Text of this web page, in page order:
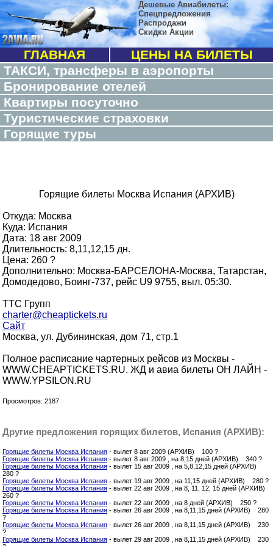
Дешевые Авиабилеты:
Спецпредложения
Распродажи
Скидки Акции
ГЛАВНАЯ
ЦЕНЫ НА БИЛЕТЫ
ТАКСИ, трансферы в аэропорты
Бронирование отелей
Квартиры посуточно
Туристические страховки
Горящие туры
Горящие билеты Москва Испания (АРХИВ)
Откуда: Москва
Куда: Испания
Дата: 18 авг 2009
Длительность: 8,11,12,15 дн.
Цена: 260 ?
Дополнительно: Москва-БАРСЕЛОНА-Москва, Татарстан,
Домодедово, Боинг-737, рейс U9 9755, выл. 05:30.
ТТС Групп
charter@cheaptickets.ru
Сайт
Москва, ул. Дубининская, дом 71, стр.1
Полное расписание чартерных рейсов из Москвы -
WWW.CHEAPTICKETS.RU. ЖД и авиа билеты ОН ЛАЙН -
WWW.YPSILON.RU
Просмотров: 2187
Другие предложения горящих билетов, Испания (АРХИВ):
Горящие билеты Москва Испания - вылет 8 авг 2009 (АРХИВ) 100 ?
Горящие билеты Москва Испания - вылет 8 авг 2009 , на 8,15 дней (АРХИВ) 340 ?
Горящие билеты Москва Испания - вылет 15 авг 2009 , на 5,8,12,15 дней (АРХИВ)
280 ?
Горящие билеты Москва Испания - вылет 19 авг 2009 , на 11,15 дней (АРХИВ) 280 ?
Горящие билеты Москва Испания - вылет 22 авг 2009 , на 8, 11, 12, 15 дней (АРХИВ)
260 ?
Горящие билеты Москва Испания - вылет 22 авг 2009 , на 8 дней (АРХИВ) 250 ?
Горящие билеты Москва Испания - вылет 26 авг 2009 , на 8,11,15 дней (АРХИВ) 280
?
Горящие билеты Москва Испания - вылет 26 авг 2009 , на 8,11,15 дней (АРХИВ) 230
?
Горящие билеты Москва Испания - вылет 29 авг 2009 , на 8,11,15 дней (АРХИВ) 230